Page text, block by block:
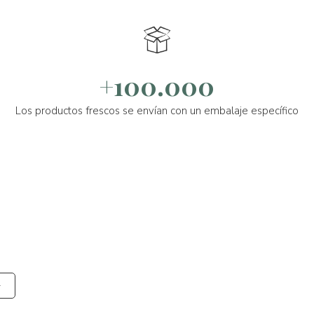
+100.000
Los productos frescos se envían con un embalaje específico